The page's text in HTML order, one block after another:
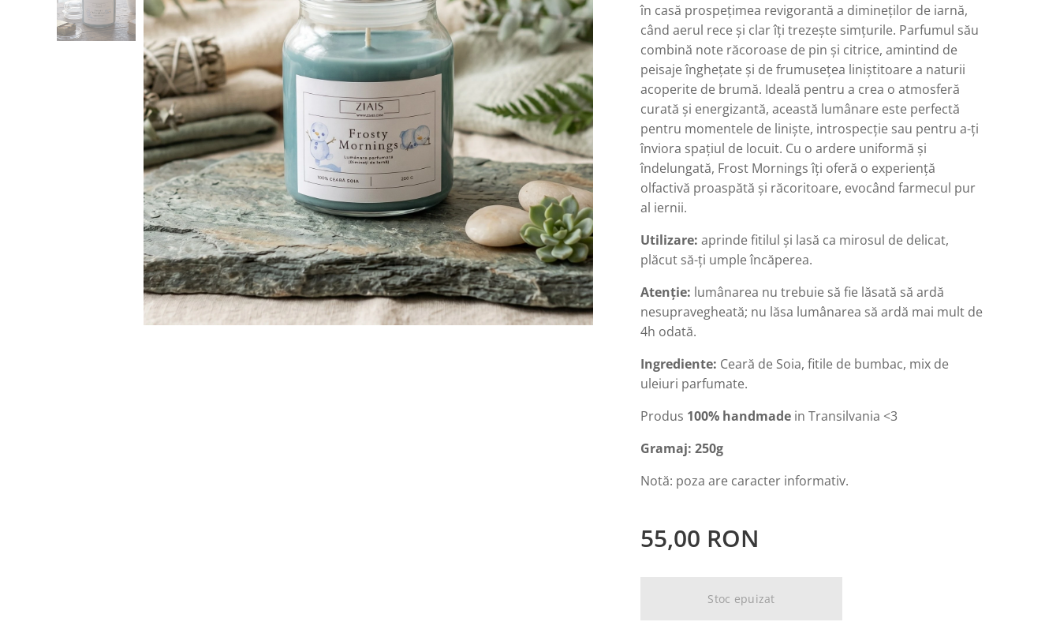
în casă prospețimea revigorantă a dimineților de iarnă,
când aerul rece și clar îți trezește simțurile. Parfumul său
combină note răcoroase de pin și citrice, amintind de
peisaje înghețate și de frumusețea liniștitoare a naturii
acoperite de brumă. Ideală pentru a crea o atmosferă
curată și energizantă, această lumânare este perfectă
pentru momentele de liniște, introspecție sau pentru a-ți
înviora spațiul de locuit. Cu o ardere uniformă și
îndelungată, Frost Mornings îți oferă o experiență
olfactivă proaspătă și răcoritoare, evocând farmecul pur
al iernii.
Utilizare: aprinde fitilul și lasă ca mirosul de delicat,
plăcut să-ți umple încăperea.
Atenție: lumânarea nu trebuie să fie lăsată să ardă
nesupravegheată; nu lăsa lumânarea să ardă mai mult de
4h odată.
Ingrediente: Ceară de Soia, fitile de bumbac, mix de
uleiuri parfumate.
Produs 100% handmade in Transilvania <3
Gramaj: 250g
Notă: poza are caracter informativ.
55,00 RON
Stoc epuizat